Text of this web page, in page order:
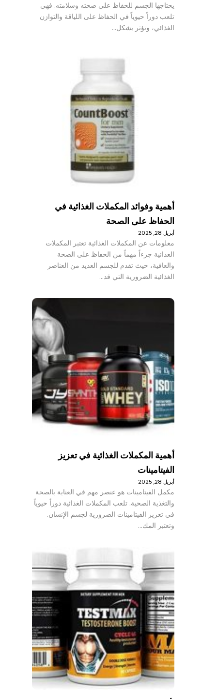
يحتاجها الجسم للحفاظ على صحته وسلامته. فهي
تلعب دوراً حيوياً في الحفاظ على اللياقة والتوازن
الغذائي، وتؤثر بشكل…
أهمية وفوائد المكملات الغذائية في
الحفاظ على الصحة
أبريل 28, 2025
معلومات عن المكملات الغذائية تعتبر المكملات
الغذائية جزءاً مهماً من الحفاظ على الصحة
والعافية، حيث تقدم للجسم العديد من العناصر
الغذائية الضرورية التي قد…
أهمية المكملات الغذائية في تعزيز
الفيتامينات
أبريل 28, 2025
مكمل الفيتامينات هو عنصر مهم في العناية بالصحة
والتغذية الصحية. تلعب المكملات الغذائية دوراً حيوياً
في تعزيز الفيتامينات الضرورية لجسم الإنسان.
وتعتبر المك…